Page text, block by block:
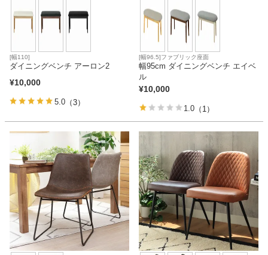
[幅110]
ダイニングベンチ アーロン2
¥10,000
5.0 （3）
[幅96.5]ファブリック座面
幅95cm ダイニングベンチ エイベ
ル
¥10,000
1.0 （1）